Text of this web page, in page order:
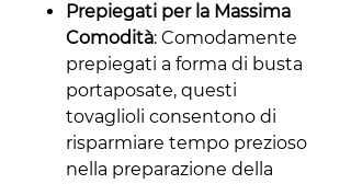
Prepiegati per la Massima
Comodità: Comodamente
prepiegati a forma di busta
portaposate, questi
tovaglioli consentono di
risparmiare tempo prezioso
nella preparazione della